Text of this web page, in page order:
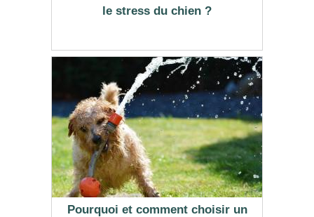
le stress du chien ?
Pourquoi et comment choisir un